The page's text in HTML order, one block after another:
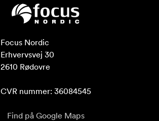
Focus Nordic
Erhvervsvej 30
2610 Rødovre
CVR nummer: 36084545
Find på Google Maps